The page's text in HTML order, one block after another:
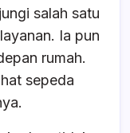
salah satu
Ia pun
rumah.
sepeda